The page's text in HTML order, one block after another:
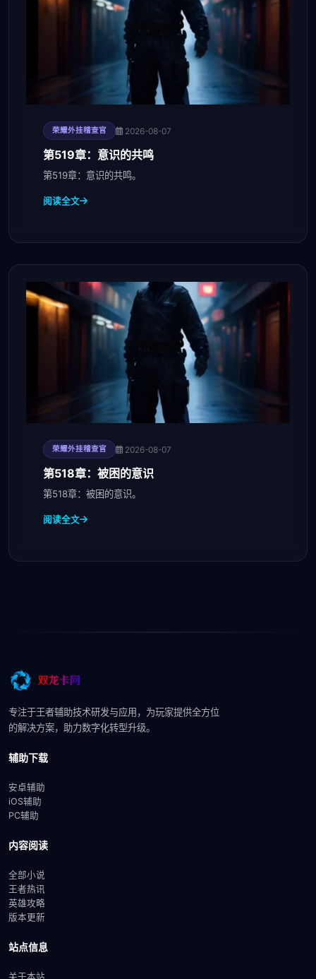
荣耀外挂稽查官 2026-08-07
第519章：意识的共鸣
第519章：意识的共鸣。
阅读全文
荣耀外挂稽查官 2026-08-07
第518章：被困的意识
第518章：被困的意识。
阅读全文
专注于王者辅助技术研发与应用，为玩家提供全方位
的解决方案，助力数字化转型升级。
辅助下载
安卓辅助
iOS辅助
PC辅助
内容阅读
全部小说
王者热讯
英雄攻略
版本更新
站点信息
关于本站